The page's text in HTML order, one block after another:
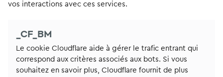
vos interactions avec ces services.
_CF_BM
Le cookie Cloudflare aide à gérer le trafic entrant qui
correspond aux critères associés aux bots. Si vous
souhaitez en savoir plus, Cloudflare fournit de plus